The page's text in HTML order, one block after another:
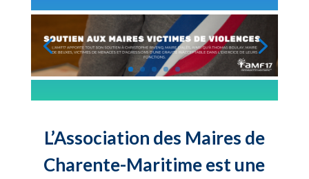
L’Association des Maires de
Charente-Maritime est une